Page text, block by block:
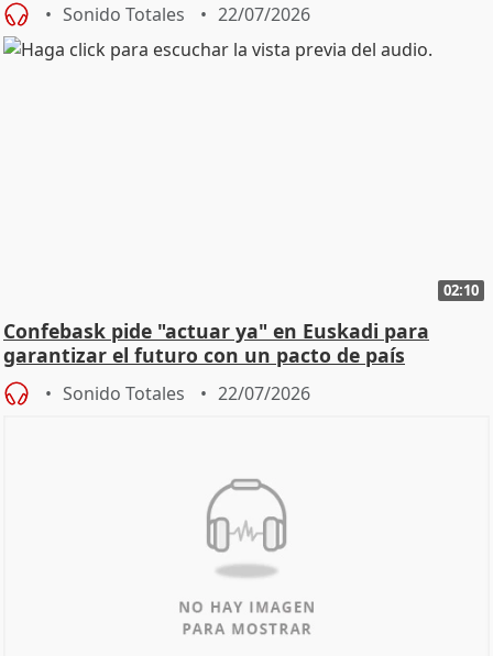
Sonido Totales 22/07/2026
02:10
Confebask pide "actuar ya" en Euskadi para
garantizar el futuro con un pacto de país
Sonido Totales 22/07/2026